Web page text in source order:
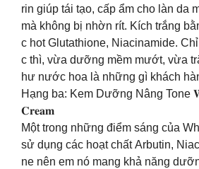
rin giúp tái tạo, cấp ẩm cho làn da
mà không bị nhờn rít. Kích trắng
c hot Glutathione, Niacinamide.
c thì, vừa dưỡng mềm mướt, vừa
hư nước hoa là những gì khách
Hạng ba: Kem Dưỡng Nâng Tone
𝐂𝐫𝐞𝐚𝐦
Một trong những điểm sáng của
sử dụng các hoạt chất Arbutin,
ne nên em nó mang khả năng